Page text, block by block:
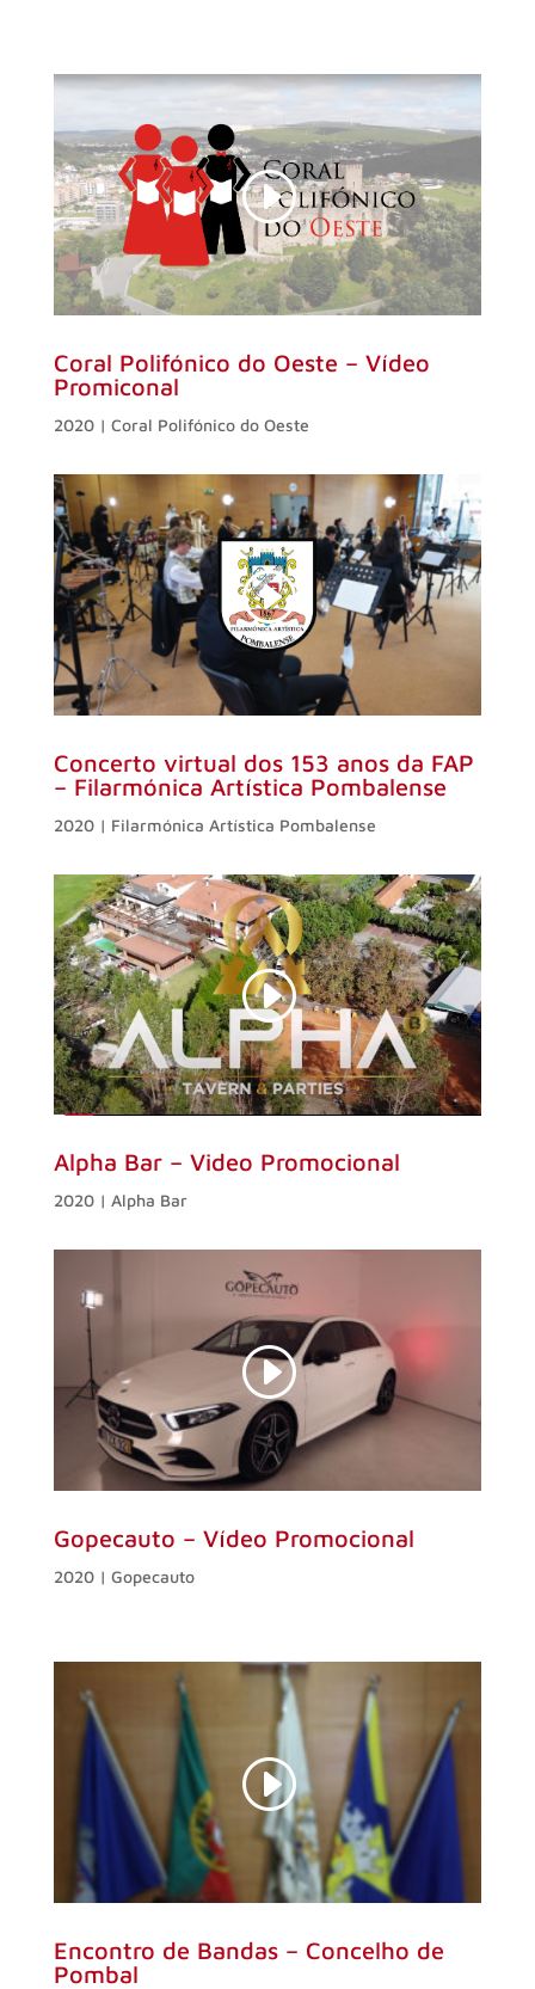
Coral Polifónico do Oeste – Vídeo
Promiconal
2020 | Coral Polifónico do Oeste
Concerto virtual dos 153 anos da FAP
– Filarmónica Artística Pombalense
2020 | Filarmónica Artística Pombalense
Alpha Bar – Video Promocional
2020 | Alpha Bar
Gopecauto – Vídeo Promocional
2020 | Gopecauto
Encontro de Bandas – Concelho de
Pombal